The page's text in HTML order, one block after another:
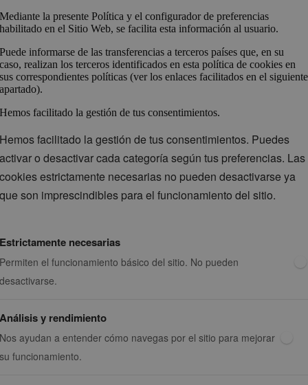
Mediante la presente Política y el configurador de preferencias
habilitado en el Sitio Web, se facilita esta información al usuario.
Puede informarse de las transferencias a terceros países que, en su
caso, realizan los terceros identificados en esta política de cookies en
sus correspondientes políticas (ver los enlaces facilitados en el siguiente
apartado).
Hemos facilitado la gestión de tus consentimientos.
Hemos facilitado la gestión de tus consentimientos. Puedes
activar o desactivar cada categoría según tus preferencias. Las
cookies estrictamente necesarias no pueden desactivarse ya
que son imprescindibles para el funcionamiento del sitio.
Estrictamente necesarias
Permiten el funcionamiento básico del sitio. No pueden
desactivarse.
Análisis y rendimiento
Nos ayudan a entender cómo navegas por el sitio para mejorar
su funcionamiento.